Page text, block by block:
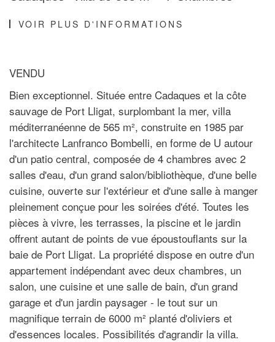
VOIR PLUS D'INFORMATIONS
VENDU
Bien exceptionnel. Située entre Cadaques et la côte
sauvage de Port Lligat, surplombant la mer, villa
méditerranéenne de 565 m², construite en 1985 par
l'architecte Lanfranco Bombelli, en forme de U autour
d'un patio central, composée de 4 chambres avec 2
salles d'eau, d'un grand salon/bibliothèque, d'une belle
cuisine, ouverte sur l'extérieur et d'une salle à manger
pleinement conçue pour les soirées d'été. Toutes les
pièces à vivre, les terrasses, la piscine et le jardin
offrent autant de points de vue époustouflants sur la
baie de Port Lligat. La propriété dispose en outre d'un
appartement indépendant avec deux chambres, un
salon, une cuisine et une salle de bain, d'un grand
garage et d'un jardin paysager - le tout sur un
magnifique terrain de 6000 m² planté d'oliviers et
d'essences locales. Possibilités d'agrandir la villa.